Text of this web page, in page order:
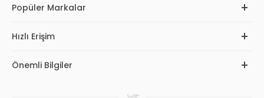
Popüler Markalar
Hızlı Erişim
Önemli Bilgiler